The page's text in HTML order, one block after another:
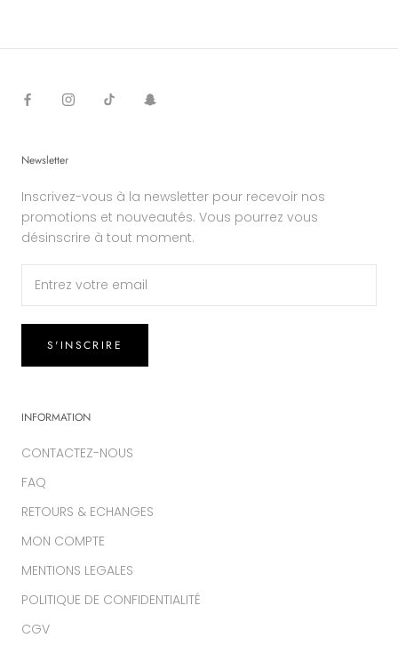
Newsletter
Inscrivez-vous à la newsletter pour recevoir nos
promotions et nouveautés. Vous pourrez vous
désinscrire à tout moment.
S'INSCRIRE
INFORMATION
CONTACTEZ-NOUS
FAQ
RETOURS & ECHANGES
MON COMPTE
MENTIONS LEGALES
POLITIQUE DE CONFIDENTIALITÉ
CGV